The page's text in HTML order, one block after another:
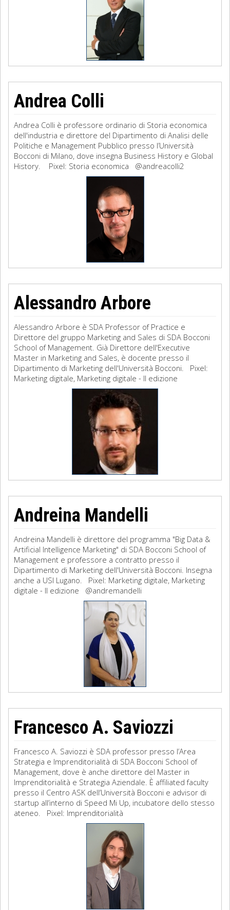
Andrea Colli
Andrea Colli è professore ordinario di Storia economica
dell'industria e direttore del Dipartimento di Analisi delle
Politiche e Management Pubblico presso l’Università
Bocconi di Milano, dove insegna Business History e Global
History. Pixel: Storia economica @andreacolli2
Alessandro Arbore
Alessandro Arbore è SDA Professor of Practice e
Direttore del gruppo Marketing and Sales di SDA Bocconi
School of Management. Già Direttore dell'Executive
Master in Marketing and Sales, è docente presso il
Dipartimento di Marketing dell'Università Bocconi. Pixel:
Marketing digitale, Marketing digitale - II edizione
Andreina Mandelli
Andreina Mandelli è direttore del programma "Big Data &
Artificial Intelligence Marketing" di SDA Bocconi School of
Management e professore a contratto presso il
Dipartimento di Marketing dell'Università Bocconi. Insegna
anche a USI Lugano. Pixel: Marketing digitale, Marketing
digitale - II edizione @andremandelli
Francesco A. Saviozzi
Francesco A. Saviozzi è SDA professor presso l’Area
Strategia e Imprenditorialità di SDA Bocconi School of
Management, dove è anche direttore del Master in
Imprenditorialità e Strategia Aziendale. È affiliated faculty
presso il Centro ASK dell’Università Bocconi e advisor di
startup all’interno di Speed Mi Up, incubatore dello stesso
ateneo. Pixel: Imprenditorialità